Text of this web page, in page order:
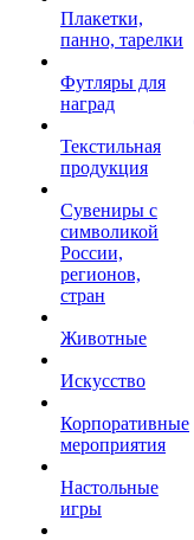
Плакетки,
панно, тарелки
Футляры для
наград
Текстильная
продукция
Сувениры с
символикой
России,
регионов,
стран
Животные
Искусство
Корпоративные
мероприятия
Настольные
игры